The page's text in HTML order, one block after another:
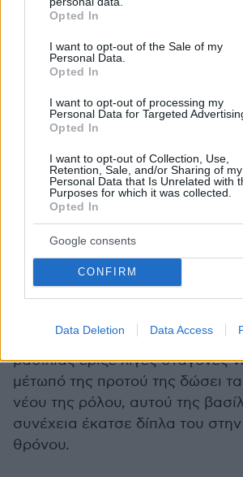
grant or deny consent to Google and its
use your data for below specified
consent section.
Opted In
I want to opt-out of the Sale of my
Personal Data.
Opted In
I want to opt-out of processing my
Personal Data for Targeted
Opted In
I want to opt-out of Collection, Use,
Retention, Sale, and/or Sharing of my
Personal Data that Is Unrelated with
Purposes for which it was collected.
Opted In
Google consents
CONFIRM
Data Deletion Data Access
Σύντροφος του Μάχα
χρόνια η Σουτίντα
του παλατιού της Ταϊλάνδης
του 2017 ως αναπληρώτρια
Την 1η Μαΐου η 40χρονη
τον Μάχα Βατζιραλονγκόρν, ο
παντρευτεί τρεις ακόμη φορές.
Σήμερα στο Μεγάλο Παλάτι της
λίγα λεπτά αφού ο σύζυγός
τον προσκύνησε σε ένδειξη
βασιλιάς έριξε λίγες σταγόνες
μέτωπό της προτού της δώσει
νέου της ρόλου, αυτού της
συνέχεια έκατσε δίπλα του
θρόνου.